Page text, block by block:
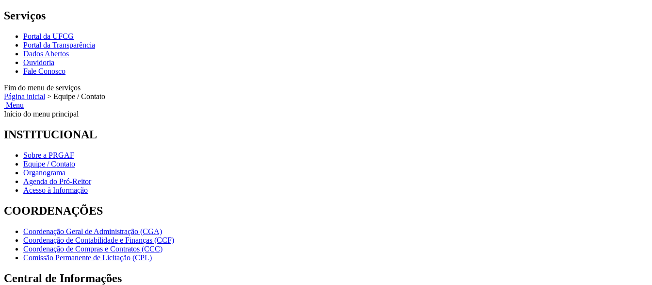
Serviços
Portal da UFCG
Portal da Transparência
Dados Abertos
Ouvidoria
Fale Conosco
Fim do menu de serviços
Página inicial > Equipe / Contato
Menu
Início do menu principal
INSTITUCIONAL
Sobre a PRGAF
Equipe / Contato
Organograma
Agenda do Pró-Reitor
Acesso à Informação
COORDENAÇÕES
Coordenação Geral de Administração (CGA)
Coordenação de Contabilidade e Finanças (CCF)
Coordenação de Compras e Contratos (CCC)
Comissão Permanente de Licitação (CPL)
Central de Informações